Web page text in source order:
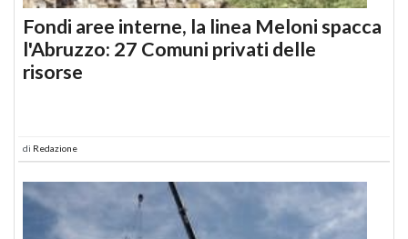
Fondi aree interne, la linea Meloni spacca
l'Abruzzo: 27 Comuni privati delle
risorse
di Redazione